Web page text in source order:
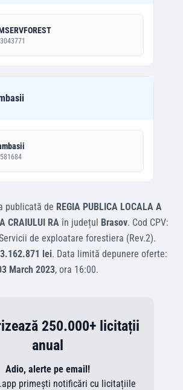
publicată de REGIA PUBLICA LOCALA A
CRAIULUI RA în județul Brasov. Cod CPV:
de exploatare forestiera (Rev.2).
3.162.871 lei. Data limită depunere oferte:
March 2023, ora 16:00.
250.000+ licitații
anual
Adio, alerte pe email!
primești notificări cu licitațiile